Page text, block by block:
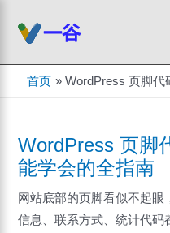
首页 WordPress 页脚代
WordPress 页脚
能学会的全指南
网站底部的页脚看似不起
信息、联系方式、统计代码